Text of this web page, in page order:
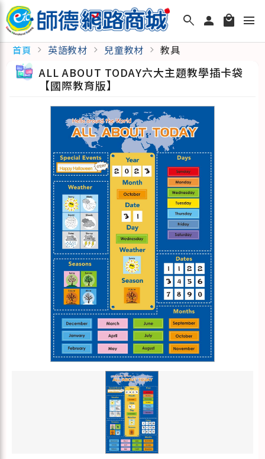
search person local_mall menu
首頁 chevron_right 英語教材 chevron_right 兒童教材 chevron_right 教具
ALL ABOUT TODAY六大主題教學插卡袋
【國際教育版】